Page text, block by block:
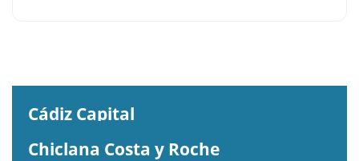
Cádiz Capital
Chiclana Costa y Roche